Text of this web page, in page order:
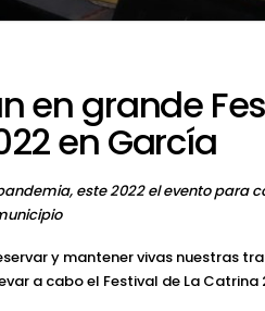
en grande
en García
este 2022 el evento para
y mantener vivas nuestras
a cabo el Festival de La Catrina